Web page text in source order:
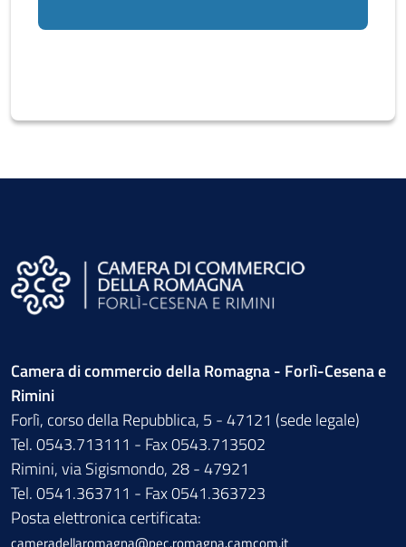
Camera di commercio della Romagna - Forlì-Cesena e
Rimini
Forlì, corso della Repubblica, 5 - 47121 (sede legale)
Tel. 0543.713111 - Fax 0543.713502
Rimini, via Sigismondo, 28 - 47921
Tel. 0541.363711 - Fax 0541.363723
Posta elettronica certificata: